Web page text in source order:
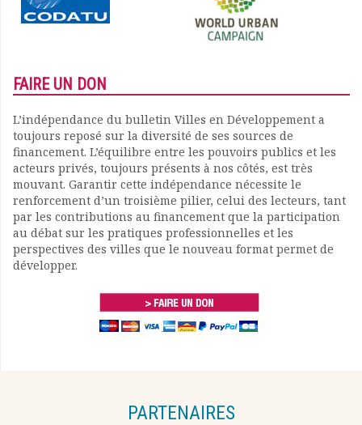
FAIRE UN DON
L’indépendance du bulletin Villes en Développement a
toujours reposé sur la diversité de ses sources de
financement. L’équilibre entre les pouvoirs publics et les
acteurs privés, toujours présents à nos côtés, est très
mouvant. Garantir cette indépendance nécessite le
renforcement d’un troisième pilier, celui des lecteurs, tant
par les contributions au financement que la participation
au débat sur les pratiques professionnelles et les
perspectives des villes que le nouveau format permet de
développer.
PARTENAIRES